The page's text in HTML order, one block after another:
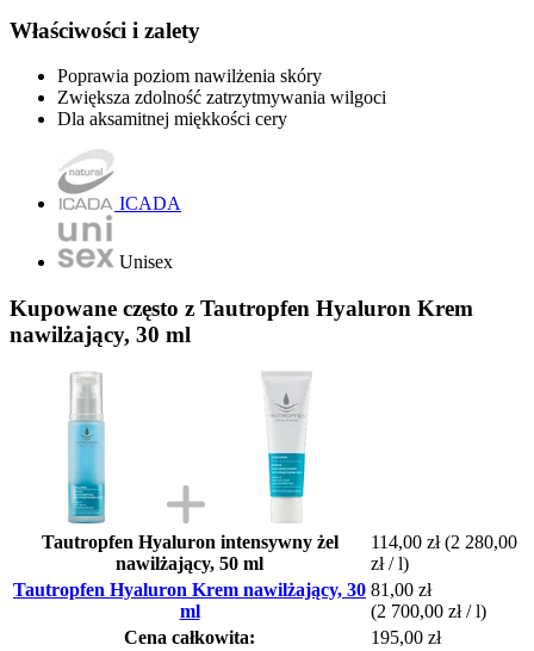
Właściwości i zalety
Poprawia poziom nawilżenia skóry
Zwiększa zdolność zatrzytmywania wilgoci
Dla aksamitnej miękkości cery
ICADA
Unisex
Kupowane często z Tautropfen Hyaluron Krem
nawilżający, 30 ml
Tautropfen Hyaluron intensywny żel
nawilżający, 50 ml
114,00 zł (2 280,00
zł / l)
Tautropfen Hyaluron Krem nawilżający, 30
ml
81,00 zł
(2 700,00 zł / l)
Cena całkowita:
195,00 zł